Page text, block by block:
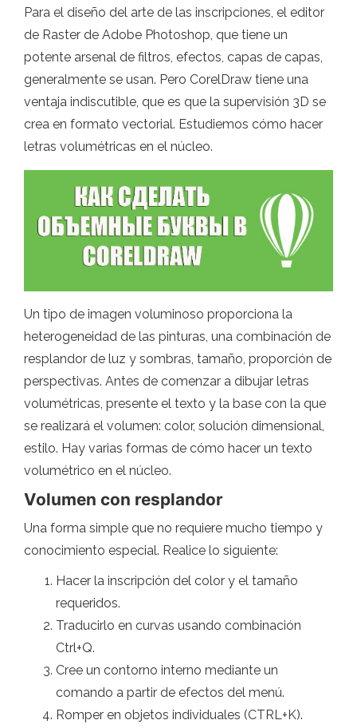
Para el diseño del arte de las inscripciones, el editor
de Raster de Adobe Photoshop, que tiene un
potente arsenal de filtros, efectos, capas de capas,
generalmente se usan. Pero CorelDraw tiene una
ventaja indiscutible, que es que la supervisión 3D se
crea en formato vectorial. Estudiemos cómo hacer
letras volumétricas en el núcleo.
Un tipo de imagen voluminoso proporciona la
heterogeneidad de las pinturas, una combinación de
resplandor de luz y sombras, tamaño, proporción de
perspectivas. Antes de comenzar a dibujar letras
volumétricas, presente el texto y la base con la que
se realizará el volumen: color, solución dimensional,
estilo. Hay varias formas de cómo hacer un texto
volumétrico en el núcleo.
Volumen con resplandor
Una forma simple que no requiere mucho tiempo y
conocimiento especial. Realice lo siguiente:
Hacer la inscripción del color y el tamaño
requeridos.
Traducirlo en curvas usando combinación
Ctrl+Q.
Cree un contorno interno mediante un
comando a partir de efectos del menú.
Romper en objetos individuales (CTRL+K).